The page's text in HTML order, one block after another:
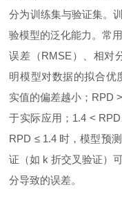
分为训练集与验证集。
验模型的泛化能力。常
误差（RMSE）、相对
明模型对数据的拟合优
实值的偏差越小；RPD
于实际应用；1.4 <
RPD ≤ 1.4 时，模型预
证（如 k 折交叉验证）
分导致的误差。